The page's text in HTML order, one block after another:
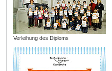
Verleihung des Diploms